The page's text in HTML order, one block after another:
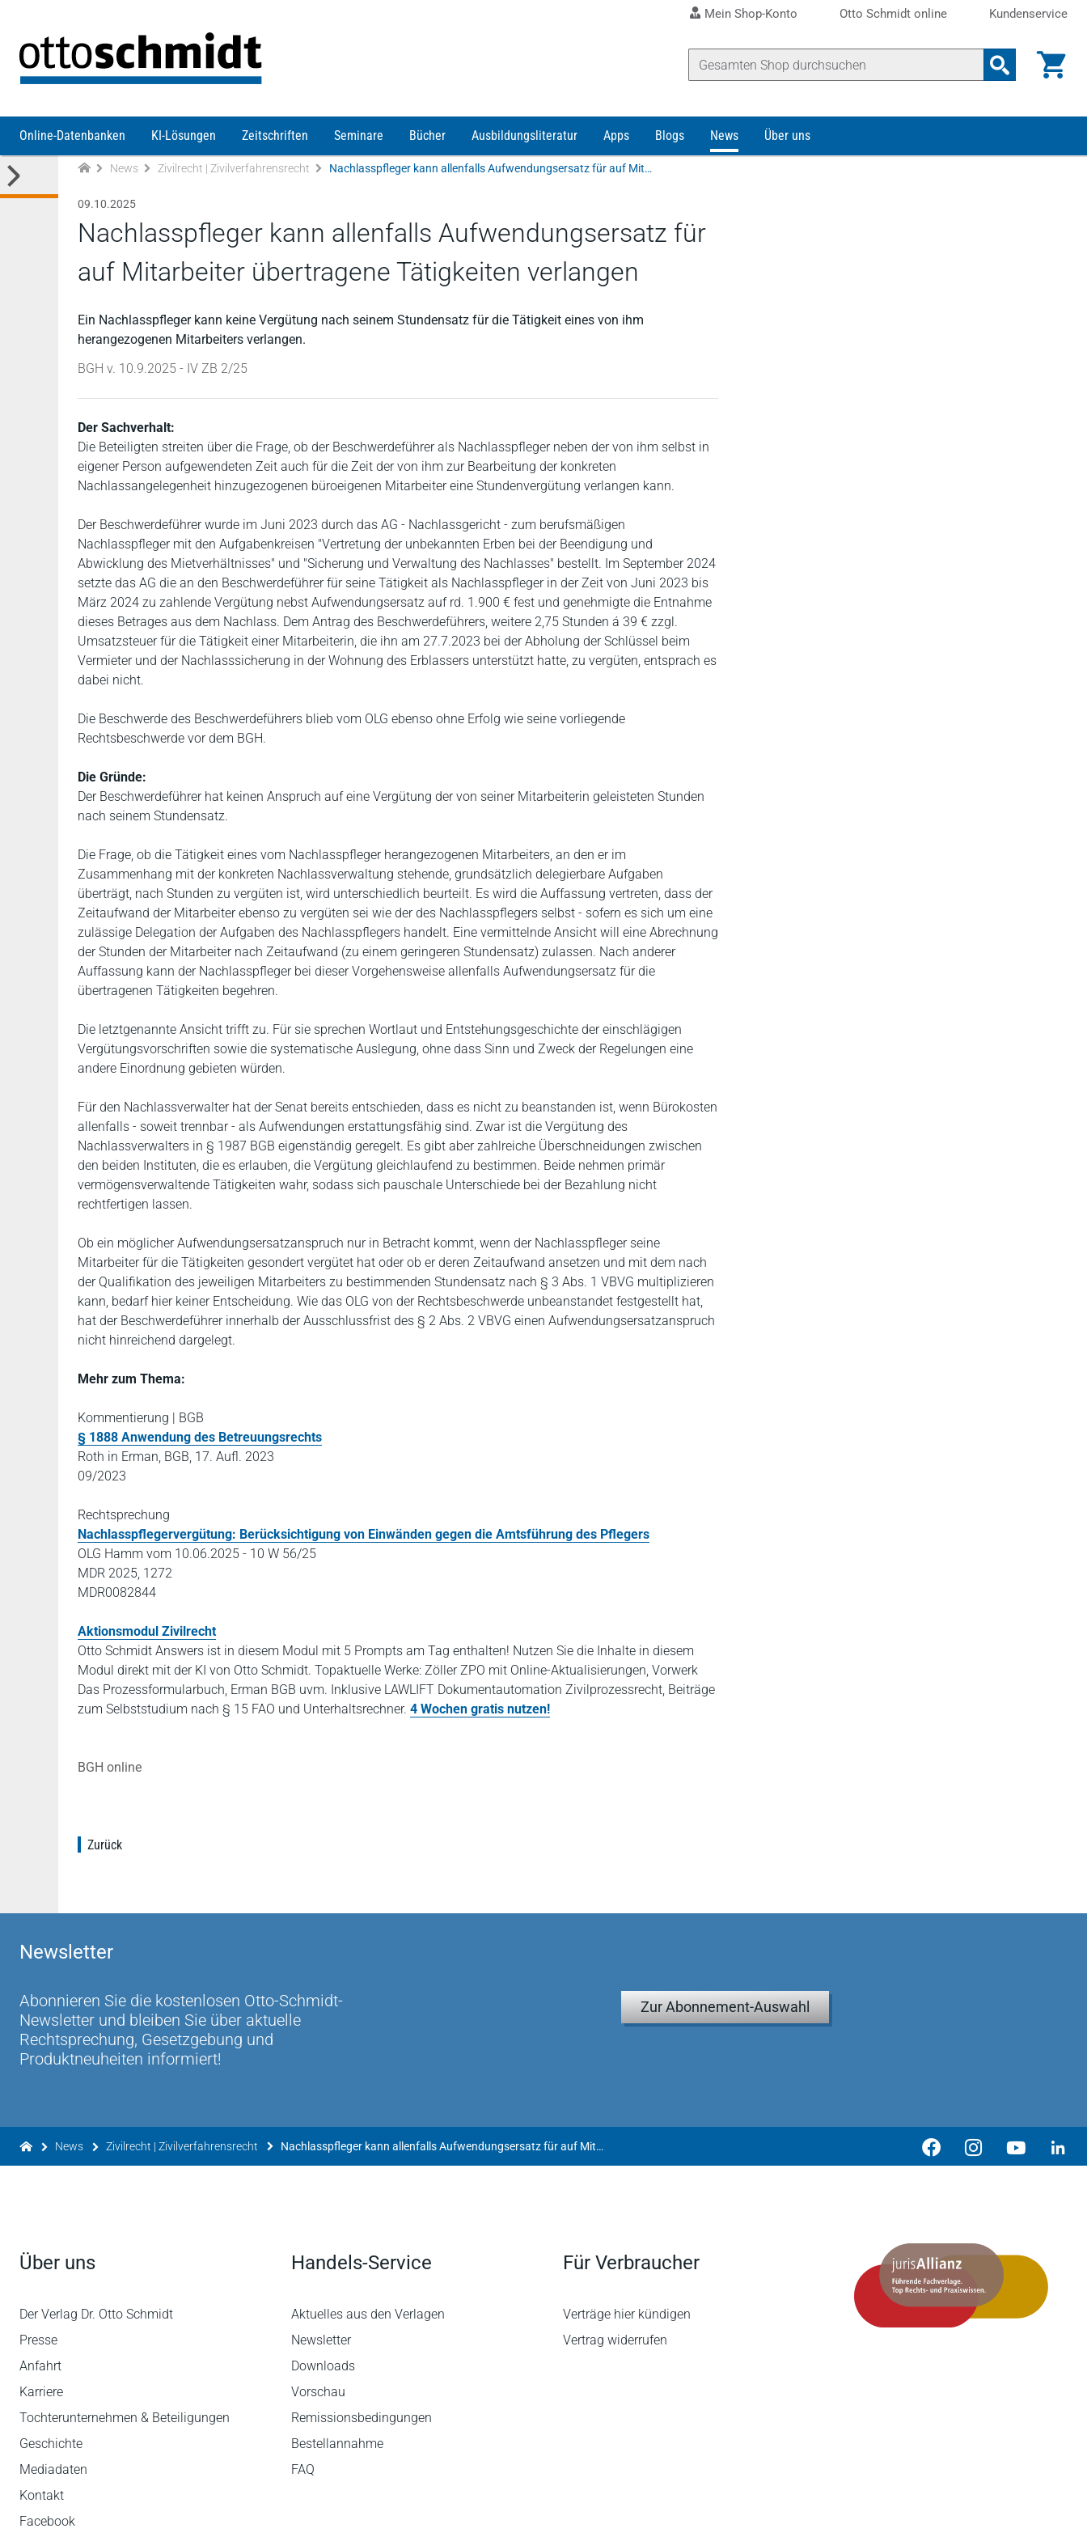
Mein Shop-Konto Otto Schmidt online Kundenservice
Online-Datenbanken KI-Lösungen Zeitschriften Seminare Bücher Ausbildungsliteratur Apps Blogs News Über uns
News Zivilrecht | Zivilverfahrensrecht Nachlasspfleger kann allenfalls Aufwendungsersatz für auf Mitarbeiter übertragene Tätigkeiten verlangen
09.10.2025
Nachlasspfleger kann allenfalls Aufwendungsersatz für
auf Mitarbeiter übertragene Tätigkeiten verlangen
Ein Nachlasspfleger kann keine Vergütung nach seinem Stundensatz für die Tätigkeit eines von ihm
herangezogenen Mitarbeiters verlangen.
BGH v. 10.9.2025 - IV ZB 2/25
Der Sachverhalt:
Die Beteiligten streiten über die Frage, ob der Beschwerdeführer als Nachlasspfleger neben der von ihm selbst in
eigener Person aufgewendeten Zeit auch für die Zeit der von ihm zur Bearbeitung der konkreten
Nachlassangelegenheit hinzugezogenen büroeigenen Mitarbeiter eine Stundenvergütung verlangen kann.
Der Beschwerdeführer wurde im Juni 2023 durch das AG - Nachlassgericht - zum berufsmäßigen
Nachlasspfleger mit den Aufgabenkreisen "Vertretung der unbekannten Erben bei der Beendigung und
Abwicklung des Mietverhältnisses" und "Sicherung und Verwaltung des Nachlasses" bestellt. Im September 2024
setzte das AG die an den Beschwerdeführer für seine Tätigkeit als Nachlasspfleger in der Zeit von Juni 2023 bis
März 2024 zu zahlende Vergütung nebst Aufwendungsersatz auf rd. 1.900 € fest und genehmigte die Entnahme
dieses Betrages aus dem Nachlass. Dem Antrag des Beschwerdeführers, weitere 2,75 Stunden á 39 € zzgl.
Umsatzsteuer für die Tätigkeit einer Mitarbeiterin, die ihn am 27.7.2023 bei der Abholung der Schlüssel beim
Vermieter und der Nachlasssicherung in der Wohnung des Erblassers unterstützt hatte, zu vergüten, entsprach es
dabei nicht.
Die Beschwerde des Beschwerdeführers blieb vom OLG ebenso ohne Erfolg wie seine vorliegende
Rechtsbeschwerde vor dem BGH.
Die Gründe:
Der Beschwerdeführer hat keinen Anspruch auf eine Vergütung der von seiner Mitarbeiterin geleisteten Stunden
nach seinem Stundensatz.
Die Frage, ob die Tätigkeit eines vom Nachlasspfleger herangezogenen Mitarbeiters, an den er im
Zusammenhang mit der konkreten Nachlassverwaltung stehende, grundsätzlich delegierbare Aufgaben
überträgt, nach Stunden zu vergüten ist, wird unterschiedlich beurteilt. Es wird die Auffassung vertreten, dass der
Zeitaufwand der Mitarbeiter ebenso zu vergüten sei wie der des Nachlasspflegers selbst - sofern es sich um eine
zulässige Delegation der Aufgaben des Nachlasspflegers handelt. Eine vermittelnde Ansicht will eine Abrechnung
der Stunden der Mitarbeiter nach Zeitaufwand (zu einem geringeren Stundensatz) zulassen. Nach anderer
Auffassung kann der Nachlasspfleger bei dieser Vorgehensweise allenfalls Aufwendungsersatz für die
übertragenen Tätigkeiten begehren.
Die letztgenannte Ansicht trifft zu. Für sie sprechen Wortlaut und Entstehungsgeschichte der einschlägigen
Vergütungsvorschriften sowie die systematische Auslegung, ohne dass Sinn und Zweck der Regelungen eine
andere Einordnung gebieten würden.
Für den Nachlassverwalter hat der Senat bereits entschieden, dass es nicht zu beanstanden ist, wenn Bürokosten
allenfalls - soweit trennbar - als Aufwendungen erstattungsfähig sind. Zwar ist die Vergütung des
Nachlassverwalters in § 1987 BGB eigenständig geregelt. Es gibt aber zahlreiche Überschneidungen zwischen
den beiden Instituten, die es erlauben, die Vergütung gleichlaufend zu bestimmen. Beide nehmen primär
vermögensverwaltende Tätigkeiten wahr, sodass sich pauschale Unterschiede bei der Bezahlung nicht
rechtfertigen lassen.
Ob ein möglicher Aufwendungsersatzanspruch nur in Betracht kommt, wenn der Nachlasspfleger seine
Mitarbeiter für die Tätigkeiten gesondert vergütet hat oder ob er deren Zeitaufwand ansetzen und mit dem nach
der Qualifikation des jeweiligen Mitarbeiters zu bestimmenden Stundensatz nach § 3 Abs. 1 VBVG multiplizieren
kann, bedarf hier keiner Entscheidung. Wie das OLG von der Rechtsbeschwerde unbeanstandet festgestellt hat,
hat der Beschwerdeführer innerhalb der Ausschlussfrist des § 2 Abs. 2 VBVG einen Aufwendungsersatzanspruch
nicht hinreichend dargelegt.
Mehr zum Thema:
Kommentierung | BGB
§ 1888 Anwendung des Betreuungsrechts
Roth in Erman, BGB, 17. Aufl. 2023
09/2023
Rechtsprechung
Nachlasspflegervergütung: Berücksichtigung von Einwänden gegen die Amtsführung des Pflegers
OLG Hamm vom 10.06.2025 - 10 W 56/25
MDR 2025, 1272
MDR0082844
Aktionsmodul Zivilrecht
Otto Schmidt Answers ist in diesem Modul mit 5 Prompts am Tag enthalten! Nutzen Sie die Inhalte in diesem
Modul direkt mit der KI von Otto Schmidt. Topaktuelle Werke: Zöller ZPO mit Online-Aktualisierungen, Vorwerk
Das Prozessformularbuch, Erman BGB uvm. Inklusive LAWLIFT Dokumentautomation Zivilprozessrecht, Beiträge
zum Selbststudium nach § 15 FAO und Unterhaltsrechner. 4 Wochen gratis nutzen!
BGH online
Zurück
Newsletter
Abonnieren Sie die kostenlosen Otto-Schmidt-
Newsletter und bleiben Sie über aktuelle
Rechtsprechung, Gesetzgebung und
Produktneuheiten informiert!
Zur Abonnement-Auswahl
News Zivilrecht | Zivilverfahrensrecht Nachlasspfleger kann allenfalls Aufwendungsersatz für auf Mitarbeiter übertragene Tätigkeiten verlangen
Über uns
Der Verlag Dr. Otto Schmidt
Presse
Anfahrt
Karriere
Tochterunternehmen & Beteiligungen
Geschichte
Mediadaten
Kontakt
Facebook
Handels-Service
Aktuelles aus den Verlagen
Newsletter
Downloads
Vorschau
Remissionsbedingungen
Bestellannahme
FAQ
Für Verbraucher
Verträge hier kündigen
Vertrag widerrufen